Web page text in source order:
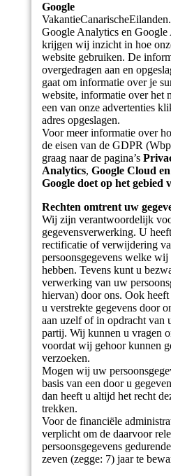
Google
Google Analytics en
krijgen wij inzicht in hoe
website gebruiken. De
overgedragen aan en
gaat om informatie over je
website, informatie over het
een van onze advertenties
adres opgeslagen.
Voor meer informatie over
de eisen van de GDPR
graag naar de pagina’s
Analytics, Google Cloud
Google doet op het gebied
Rechten omtrent uw
Wij zijn verantwoordelijk
gegevensverwerking. U
rectificatie of verwijdering
persoonsgegevens welke
hebben. Tevens kunt u
verwerking van uw
hiervan) door ons. Ook
u verstrekte gegevens door
aan uzelf of in opdracht van
partij. Wij kunnen u vragen
voordat wij gehoor kunnen
verzoeken.
Mogen wij uw
basis van een door u
dan heeft u altijd het recht
trekken.
Voor de financiële
verplicht om de daarvoor
persoonsgegevens
zeven (zegge: 7) jaar te